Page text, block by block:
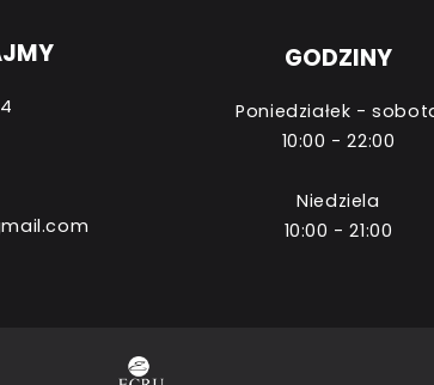
GODZINY
Poniedziałek -
10:00 - 22:00
Niedziela
10:00 - 21:00